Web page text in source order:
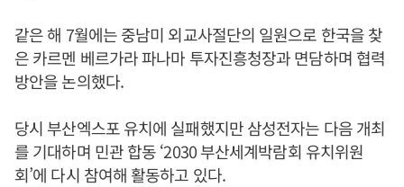
같은 해 7월에는 중남미 외교사절단의 일원으로 한국을 찾
은 카르멘 베르가라 파나마 투자진흥청장과 면담하며 협력
방안을 논의했다.
당시 부산엑스포 유치에 실패했지만 삼성전자는 다음 개최
를 기대하며 민관 합동 ‘2030 부산세계박람회 유치위원
회’에 다시 참여해 활동하고 있다.